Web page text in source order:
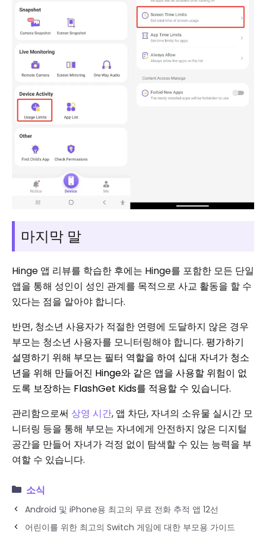
마지막 말
Hinge 앱 리뷰를 학습한 후에는 Hinge를 포함한 모든 단일
앱을 통해 성인이 성인 관계를 목적으로 사교 활동을 할 수
있다는 점을 알아야 합니다.
반면, 청소년 사용자가 적절한 연령에 도달하지 않은 경우
부모는 청소년 사용자를 모니터링해야 합니다. 평가하기
설명하기 위해 부모는 필터 역할을 하여 십대 자녀가 청소
년을 위해 만들어진 Hinge와 같은 앱을 사용할 위험이 없
도록 보장하는 FlashGet Kids를 적용할 수 있습니다.
관리함으로써 상영 시간, 앱 차단, 자녀의 소유물 실시간 모
니터링 등을 통해 부모는 자녀에게 안전하지 않은 디지털
공간을 만들어 자녀가 걱정 없이 탐색할 수 있는 능력을 부
여할 수 있습니다.
소식
Android 및 iPhone용 최고의 무료 전화 추적 앱 12선
어린이를 위한 최고의 Switch 게임에 대한 부모용 가이드